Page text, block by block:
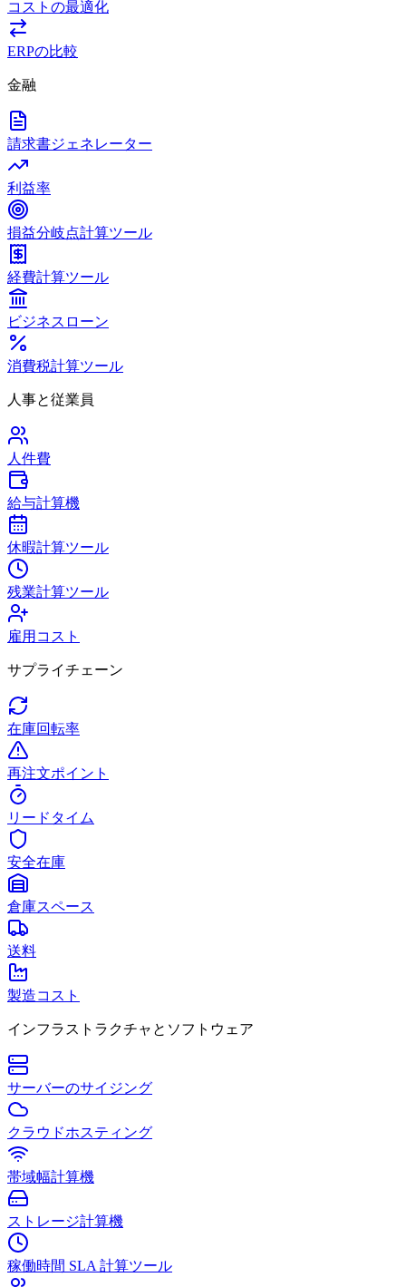
コストの最適化
ERPの比較
金融
請求書ジェネレーター
利益率
損益分岐点計算ツール
経費計算ツール
ビジネスローン
消費税計算ツール
人事と従業員
人件費
給与計算機
休暇計算ツール
残業計算ツール
雇用コスト
サプライチェーン
在庫回転率
再注文ポイント
リードタイム
安全在庫
倉庫スペース
送料
製造コスト
インフラストラクチャとソフトウェア
サーバーのサイジング
クラウドホスティング
帯域幅計算機
ストレージ計算機
稼働時間 SLA 計算ツール